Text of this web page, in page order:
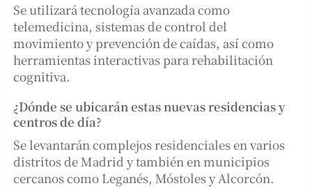
Se utilizará tecnología avanzada como
telemedicina, sistemas de control del
movimiento y prevención de caídas, así como
herramientas interactivas para rehabilitación
cognitiva.
¿Dónde se ubicarán estas nuevas residencias y
centros de día?
Se levantarán complejos residenciales en varios
distritos de Madrid y también en municipios
cercanos como Leganés, Móstoles y Alcorcón.